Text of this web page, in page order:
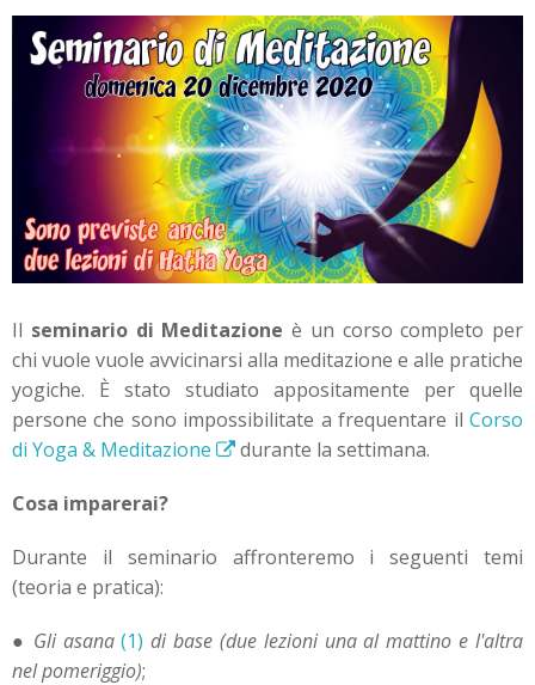
Il seminario di Meditazione è un corso completo per
chi vuole vuole avvicinarsi alla meditazione e alle pratiche
yogiche. È stato studiato appositamente per quelle
persone che sono impossibilitate a frequentare il Corso
di Yoga & Meditazione
durante la settimana.
Cosa imparerai?
Durante il seminario affronteremo i seguenti temi
(teoria e pratica):
● Gli asana(1) di base (due lezioni una al mattino e l'altra
nel pomeriggio);